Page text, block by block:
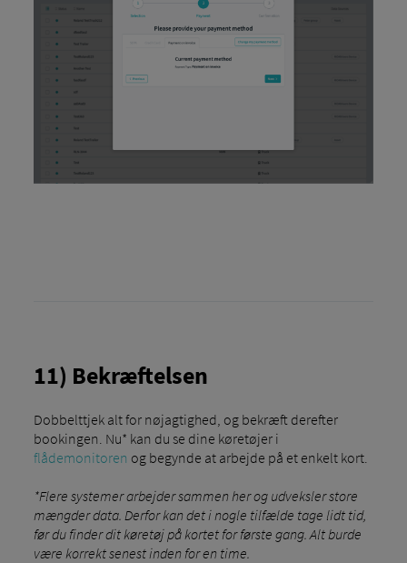
11) Bekræftelsen
Dobbelttjek alt for nøjagtighed, og bekræft derefter
bookingen. Nu* kan du se dine køretøjer i
flådemonitoren og begynde at arbejde på et enkelt kort.
*Flere systemer arbejder sammen her og udveksler store
mængder data. Derfor kan det i nogle tilfælde tage lidt tid,
før du finder dit køretøj på kortet for første gang. Alt burde
være korrekt senest inden for en time.